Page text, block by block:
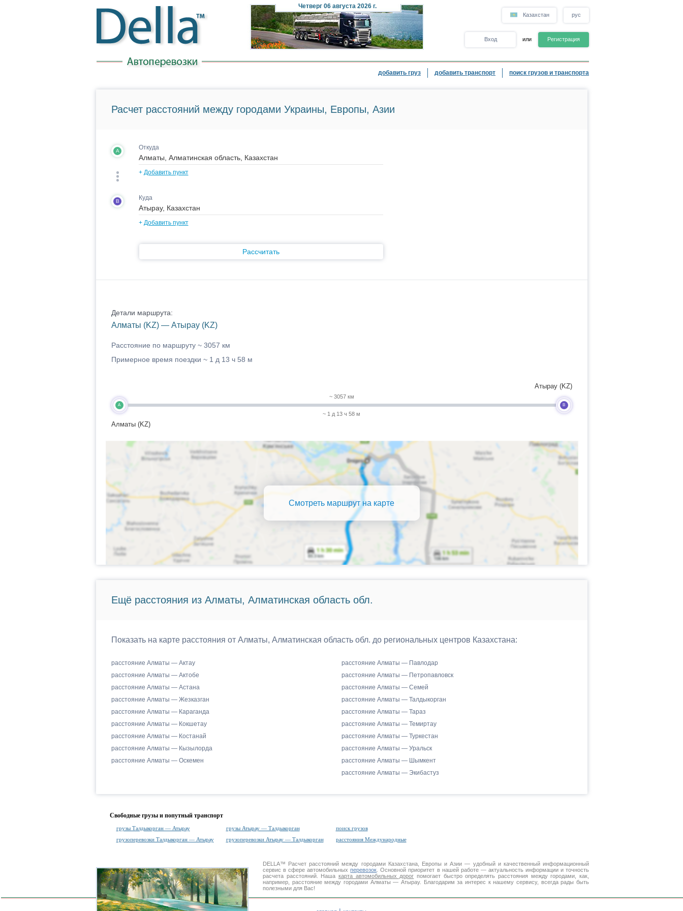
Четверг 06 августа 2026 г.
Казахстан рус
Вход или Регистрация
добавить груз добавить транспорт поиск грузов и транспорта
Расчет расстояний между городами Украины, Европы, Азии
A Откуда
+ Добавить пункт
B Куда
+ Добавить пункт
Рассчитать
Детали маршрута:
Алматы (KZ) — Атырау (KZ)
Расстояние по маршруту ~ 3057 км
Примерное время поездки ~ 1 д 13 ч 58 м
A
Алматы (KZ)
~ 3057 км
~ 1 д 13 ч 58 м
B
Атырау (KZ)
Смотреть маршрут на карте
Ещё расстояния из Алматы, Алматинская область обл.
Показать на карте расстояния от Алматы, Алматинская область обл. до региональных центров Казахстана:
расстояние Алматы — Актау
расстояние Алматы — Актобе
расстояние Алматы — Астана
расстояние Алматы — Жезказган
расстояние Алматы — Караганда
расстояние Алматы — Кокшетау
расстояние Алматы — Костанай
расстояние Алматы — Кызылорда
расстояние Алматы — Оскемен
расстояние Алматы — Павлодар
расстояние Алматы — Петропавловск
расстояние Алматы — Семей
расстояние Алматы — Талдыкорган
расстояние Алматы — Тараз
расстояние Алматы — Темиртау
расстояние Алматы — Туркестан
расстояние Алматы — Уральск
расстояние Алматы — Шымкент
расстояние Алматы — Экибастуз
Свободные грузы и попутный транспорт
грузы Талдыкорган — Атырау грузы Атырау — Талдыкорган
поиск грузов
грузоперевозки Талдыкорган — Атырау
грузоперевозки Атырау — Талдыкорган расстояния Международные
DELLA™ Расчет расстояний между городами Казахстана, Европы и Азии — удобный и качественный информационный
сервис в сфере автомобильныхперевозок . Основной приоритет в нашей работе — актуальность информации и точность
расчета расстояний. Наша карта автомобильных дорог помогает быстро определять расстояния между городами, как,
например, расстояние между городами Алматы — Атырау. Благодарим за интерес к нашему сервису, всегда рады быть
полезными для Вас!